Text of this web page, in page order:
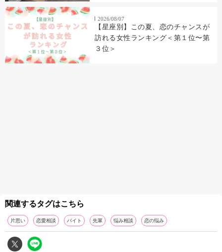
2026/08/07
【星座別】この夏、恋のチャンスが
訪れる女性ランキング＜第１位〜第
３位＞
関連するタグはこちら
片思い 恋愛相談 バイト 先輩 悩み相談 恋の悩み